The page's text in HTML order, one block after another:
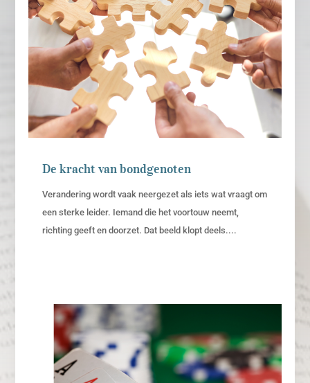
De kracht van bondgenoten
Verandering wordt vaak neergezet als iets wat vraagt om
een sterke leider. Iemand die het voortouw neemt,
richting geeft en doorzet. Dat beeld klopt deels....